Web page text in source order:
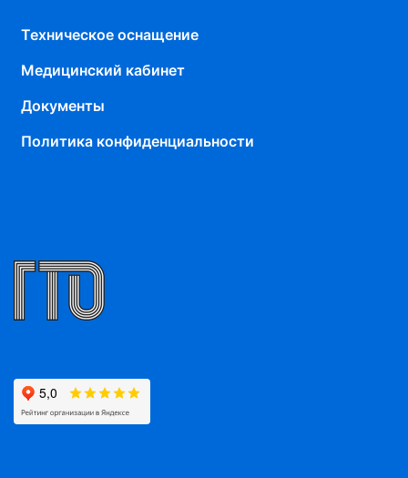
Техническое оснащение
Медицинский кабинет
Документы
Политика конфиденциальности